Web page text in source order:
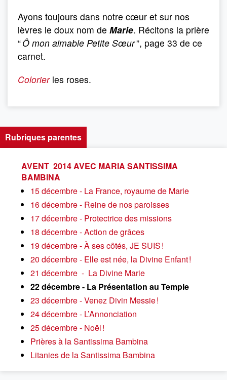
Ayons toujours dans notre cœur et sur nos
lèvres le doux nom de Marie. Récitons la prière
“Ô mon aimable Petite Sœur”, page 33 de ce
carnet.
Colorierles roses.
Rubriques parentes
AVENT 2014 AVEC MARIA SANTISSIMA
BAMBINA
15 décembre - La France, royaume de Marie
16 décembre - Reine de nos paroisses
17 décembre - Protectrice des missions
18 décembre - Action de grâces
19 décembre - À ses côtés, JE SUIS !
20 décembre - Elle est née, la Divine Enfant !
21 décembre - La Divine Marie
22 décembre - La Présentation au Temple
23 décembre - Venez Divin Messie !
24 décembre - L’Annonciation
25 décembre - Noël !
Prières à la Santissima Bambina
Litanies de la Santissima Bambina